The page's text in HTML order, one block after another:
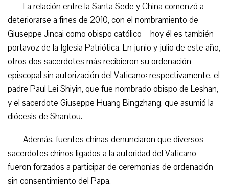
La relación entre la Santa Sede y China comenzó a
deteriorarse a fines de 2010, con el nombramiento de
Giuseppe Jincai como obispo católico – hoy él es también
portavoz de la Iglesia Patriótica. En junio y julio de este año,
otros dos sacerdotes más recibieron su ordenación
episcopal sin autorización del Vaticano: respectivamente, el
padre Paul Lei Shiyin, que fue nombrado obispo de Leshan,
y el sacerdote Giuseppe Huang Bingzhang, que asumió la
diócesis de Shantou.
Además, fuentes chinas denunciaron que diversos
sacerdotes chinos ligados a la autoridad del Vaticano
fueron forzados a participar de ceremonias de ordenación
sin consentimiento del Papa.